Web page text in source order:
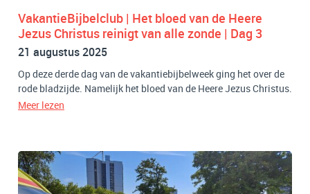
VakantieBijbelclub | Het bloed van de Heere
Jezus Christus reinigt van alle zonde | Dag 3
21 augustus 2025
Op deze derde dag van de vakantiebijbelweek ging het over de
rode bladzijde. Namelijk het bloed van de Heere Jezus Christus.
Meer lezen